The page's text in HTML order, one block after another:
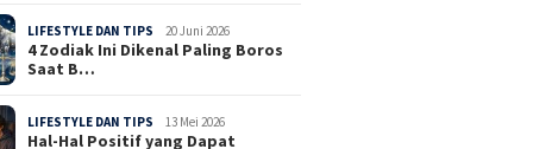
LIFESTYLE DAN TIPS 20 Juni 2026
4 Zodiak Ini Dikenal Paling Boros
Saat B…
LIFESTYLE DAN TIPS 13 Mei 2026
Hal-Hal Positif yang Dapat